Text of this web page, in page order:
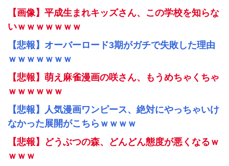
【画像】平成生まれキッズさん、この学校を知らな
いｗｗｗｗｗｗｗ
【悲報】オーバーロード3期がガチで失敗した理由
ｗｗｗｗｗｗｗ
【悲報】萌え麻雀漫画の咲さん、もうめちゃくちゃ
ｗｗｗｗｗｗ
【悲報】人気漫画ワンピース、絶対にやっちゃいけ
なかった展開がこちらｗｗｗｗ
【悲報】どうぶつの森、どんどん態度が悪くなるｗ
ｗｗｗ